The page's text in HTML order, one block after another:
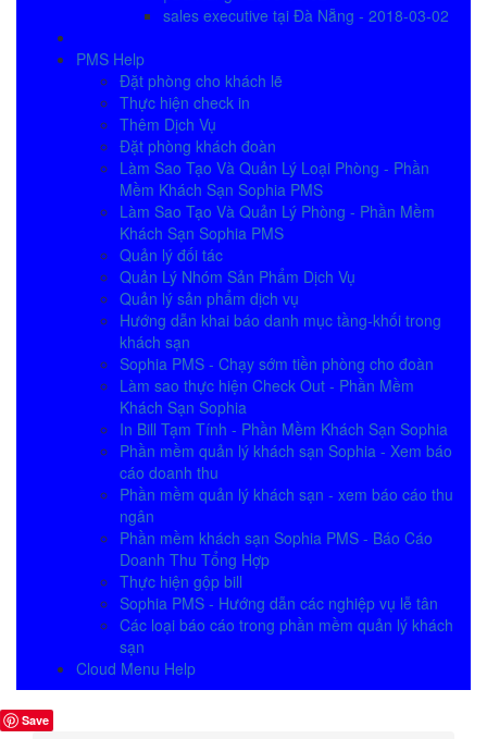
sales executive tại Đà Nẵng - 2018-03-02
PMS Help
Đặt phòng cho khách lẽ
Thực hiện check in
Thêm Dịch Vụ
Đặt phòng khách đoàn
Làm Sao Tạo Và Quản Lý Loại Phòng - Phần
Mềm Khách Sạn Sophia PMS
Làm Sao Tạo Và Quản Lý Phòng - Phần Mềm
Khách Sạn Sophia PMS
Quản lý đối tác
Quản Lý Nhóm Sản Phẩm Dịch Vụ
Quản lý sản phẩm dịch vụ
Hướng dẫn khai báo danh mục tầng-khối trong
khách sạn
Sophia PMS - Chạy sớm tiền phòng cho đoàn
Làm sao thực hiện Check Out - Phần Mềm
Khách Sạn Sophia
In Bill Tạm Tính - Phần Mềm Khách Sạn Sophia
Phần mềm quản lý khách sạn Sophia - Xem báo
cáo doanh thu
Phần mềm quản lý khách sạn - xem báo cáo thu
ngân
Phần mềm khách sạn Sophia PMS - Báo Cáo
Doanh Thu Tổng Hợp
Thực hiện gộp bill
Sophia PMS - Hướng dẫn các nghiệp vụ lễ tân
Các loại báo cáo trong phần mềm quản lý khách
sạn
Cloud Menu Help
Save